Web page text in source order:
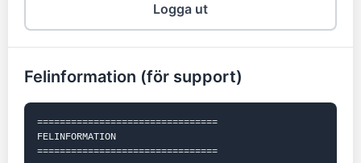
Logga ut
Felinformation (för support)
================================
FELINFORMATION
================================